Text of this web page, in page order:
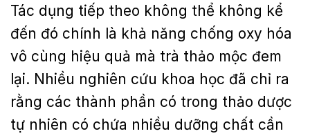
Tác dụng tiếp theo không thể không kể
đến đó chính là khả năng chống oxy hóa
vô cùng hiệu quả mà trà thảo mộc đem
lại. Nhiều nghiên cứu khoa học đã chỉ ra
rằng các thành phần có trong thảo dược
tự nhiên có chứa nhiều dưỡng chất cần